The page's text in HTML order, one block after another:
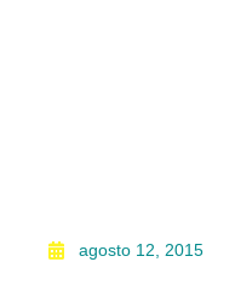
agosto 12, 2015